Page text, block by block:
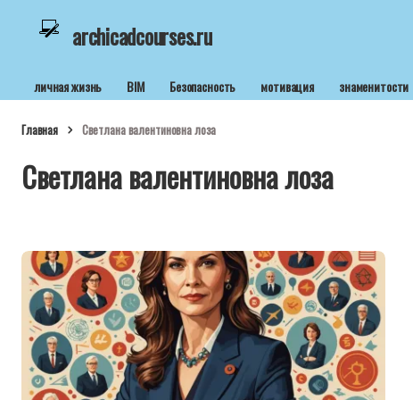
archicadcourses.ru
личная жизнь BIM Безопасность мотивация знаменитости
Главная Светлана валентиновна лоза
Светлана валентиновна лоза